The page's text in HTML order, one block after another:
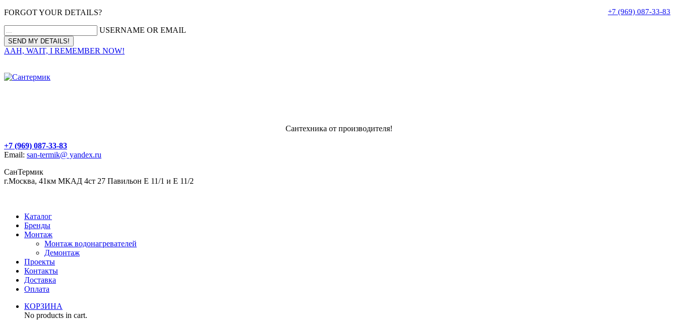
FORGOT YOUR DETAILS?
USERNAME OR EMAIL
AAH, WAIT, I REMEMBER NOW!
+7 (969) 087-33-83
Сантехника от производителя!
+7 (969) 087-33-83
Email: san-termik@ yandex.ru
СанТермик
г.Москва, 41км МКАД 4ст 27 Павильон Е 11/1 и Е 11/2
Каталог
Бренды
Монтаж
Монтаж водонагревателей
Демонтаж
Проекты
Контакты
Доставка
Оплата
КОРЗИНА
No products in cart.